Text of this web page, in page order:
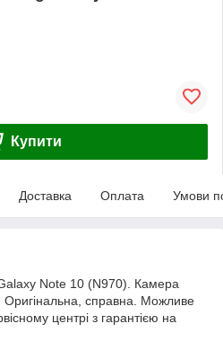
Купити
Доставка Оплата Умови
Note 10 (N970). Камера
Оригінальна, справна. Можливе
центрі з гарантією на